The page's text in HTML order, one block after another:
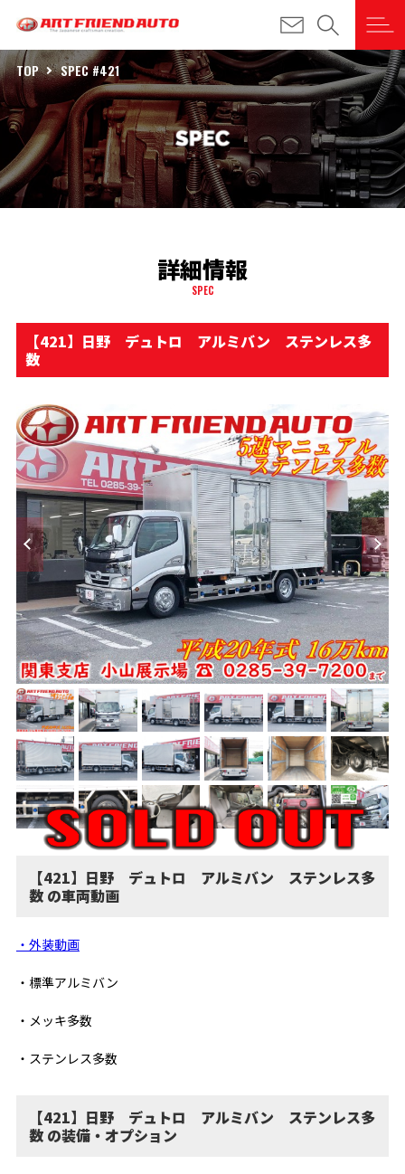
TOP SPEC #421
詳細情報
SPEC
【421】日野 デュトロ アルミバン ステンレス多
数
【421】日野 デュトロ アルミバン ステンレス多
数 の車両動画
・外装動画
・標準アルミバン
・メッキ多数
・ステンレス多数
【421】日野 デュトロ アルミバン ステンレス多
数 の装備・オプション